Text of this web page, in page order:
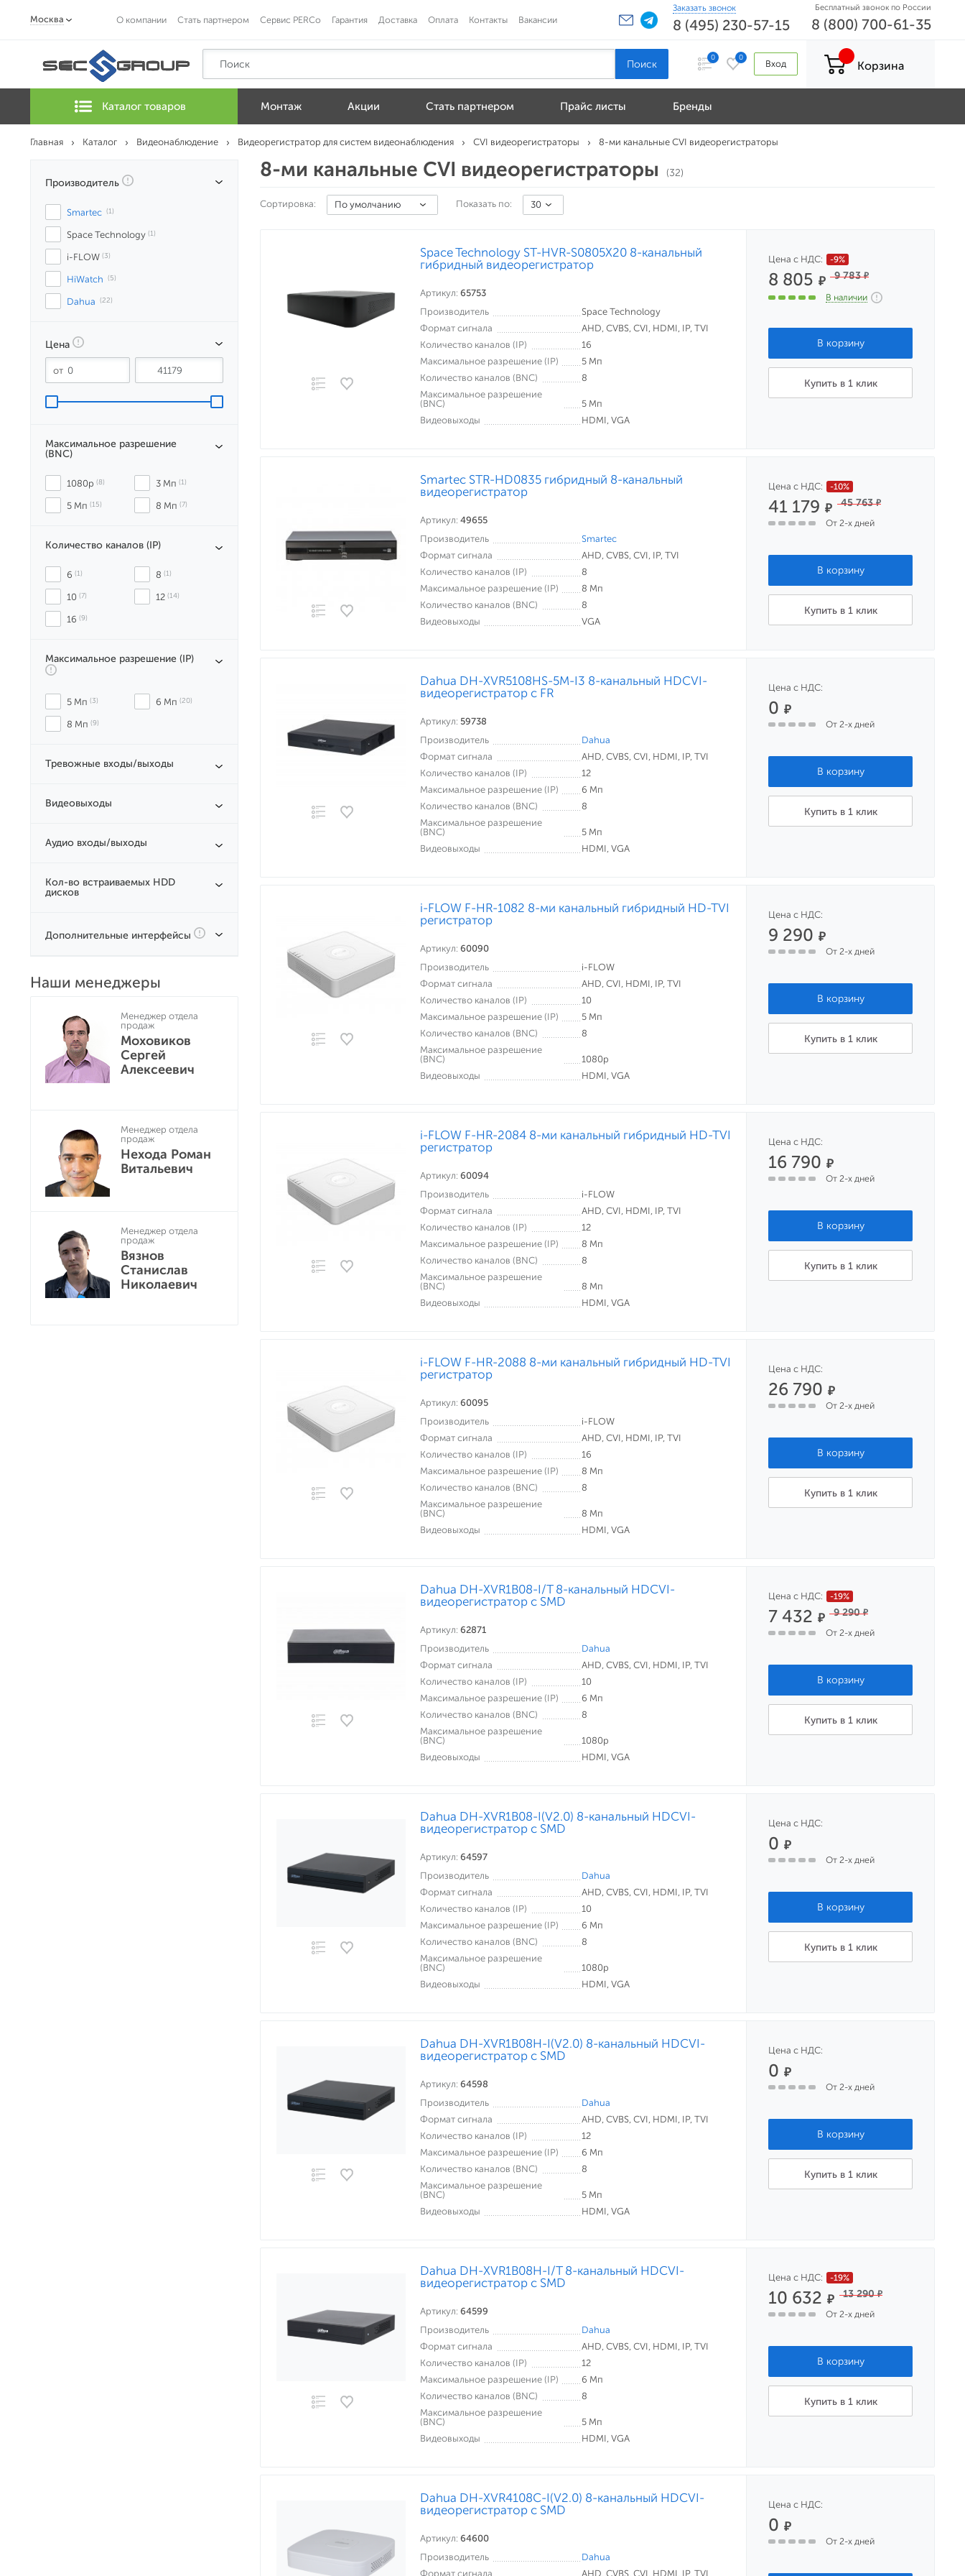
Москва О компании Стать партнером Сервис PERCo Гарантия Доставка Оплата Контакты Вакансии
Заказать звонок
8 (495) 230-57-15
Бесплатный звонок по России
8 (800) 700-61-35
0 0
Вход Корзина
Каталог товаров Монтаж Акции Стать партнером Прайс листы Бренды
Главная Каталог Видеонаблюдение Видеорегистратор для систем видеонаблюдения CVI видеорегистраторы 8-ми канальные CVI видеорегистраторы
Производитель
Smartec (1)
Space Technology (1)
i-FLOW (3)
HiWatch (5)
Dahua (22)
Цена
Максимальное разрешение
(BNC)
1080p (8) 3 Мп (1)
5 Мп (15) 8 Мп (7)
Количество каналов (IP)
6 (1) 8 (1)
10 (7) 12 (14)
16 (9)
Максимальное разрешение (IP)
5 Мп (3) 6 Мп (20)
8 Мп (9)
Тревожные входы/выходы
Видеовыходы
Аудио входы/выходы
Кол-во встраиваемых HDD
дисков
Дополнительные интерфейсы
Наши менеджеры
Менеджер отдела
продаж
Моховиков
Сергей
Алексеевич
Менеджер отдела
продаж
Нехода Роман
Витальевич
Менеджер отдела
продаж
Вязнов
Станислав
Николаевич
8-ми канальные CVI видеорегистраторы (32)
Сортировка: По умолчанию Показать по: 30
Space Technology ST-HVR-S0805X20 8-канальный
гибридный видеорегистратор
Артикул: 65753
Производитель
Space Technology
Формат сигнала
AHD, CVBS, CVI, HDMI, IP, TVI
Количество каналов (IP)
16
Максимальное разрешение (IP)
5 Мп
Количество каналов (BNC)
8
Максимальное разрешение
(BNC)
5 Мп
Видеовыходы
HDMI, VGA
Цена с НДС: -9%
8 805₽ 9 783₽
В наличии
Купить в 1 клик
Smartec STR-HD0835 гибридный 8-канальный
видеорегистратор
Артикул: 49655
Производитель
Smartec
Формат сигнала
AHD, CVBS, CVI, IP, TVI
Количество каналов (IP)
8
Максимальное разрешение (IP)
8 Мп
Количество каналов (BNC)
8
Видеовыходы
VGA
Цена с НДС: -10%
41 179₽ 45 763₽
От 2-х дней
Купить в 1 клик
Dahua DH-XVR5108HS-5M-I3 8-канальный HDCVI-
видеорегистратор с FR
Артикул: 59738
Производитель
Dahua
Формат сигнала
AHD, CVBS, CVI, HDMI, IP, TVI
Количество каналов (IP)
12
Максимальное разрешение (IP)
6 Мп
Количество каналов (BNC)
8
Максимальное разрешение
(BNC)
5 Мп
Видеовыходы
HDMI, VGA
Цена с НДС:
0₽
От 2-х дней
Купить в 1 клик
i-FLOW F-HR-1082 8-ми канальный гибридный HD-TVI
регистратор
Артикул: 60090
Производитель
i-FLOW
Формат сигнала
AHD, CVI, HDMI, IP, TVI
Количество каналов (IP)
10
Максимальное разрешение (IP)
5 Мп
Количество каналов (BNC)
8
Максимальное разрешение
(BNC)
1080p
Видеовыходы
HDMI, VGA
Цена с НДС:
9 290₽
От 2-х дней
Купить в 1 клик
i-FLOW F-HR-2084 8-ми канальный гибридный HD-TVI
регистратор
Артикул: 60094
Производитель
i-FLOW
Формат сигнала
AHD, CVI, HDMI, IP, TVI
Количество каналов (IP)
12
Максимальное разрешение (IP)
8 Мп
Количество каналов (BNC)
8
Максимальное разрешение
(BNC)
8 Мп
Видеовыходы
HDMI, VGA
Цена с НДС:
16 790₽
От 2-х дней
Купить в 1 клик
i-FLOW F-HR-2088 8-ми канальный гибридный HD-TVI
регистратор
Артикул: 60095
Производитель
i-FLOW
Формат сигнала
AHD, CVI, HDMI, IP, TVI
Количество каналов (IP)
16
Максимальное разрешение (IP)
8 Мп
Количество каналов (BNC)
8
Максимальное разрешение
(BNC)
8 Мп
Видеовыходы
HDMI, VGA
Цена с НДС:
26 790₽
От 2-х дней
Купить в 1 клик
Dahua DH-XVR1B08-I/T 8-канальный HDCVI-
видеорегистратор c SMD
Артикул: 62871
Производитель
Dahua
Формат сигнала
AHD, CVBS, CVI, HDMI, IP, TVI
Количество каналов (IP)
10
Максимальное разрешение (IP)
6 Мп
Количество каналов (BNC)
8
Максимальное разрешение
(BNC)
1080p
Видеовыходы
HDMI, VGA
Цена с НДС: -19%
7 432₽ 9 290₽
От 2-х дней
Купить в 1 клик
Dahua DH-XVR1B08-I(V2.0) 8-канальный HDCVI-
видеорегистратор c SMD
Артикул: 64597
Производитель
Dahua
Формат сигнала
AHD, CVBS, CVI, HDMI, IP, TVI
Количество каналов (IP)
10
Максимальное разрешение (IP)
6 Мп
Количество каналов (BNC)
8
Максимальное разрешение
(BNC)
1080p
Видеовыходы
HDMI, VGA
Цена с НДС:
0₽
От 2-х дней
Купить в 1 клик
Dahua DH-XVR1B08H-I(V2.0) 8-канальный HDCVI-
видеорегистратор c SMD
Артикул: 64598
Производитель
Dahua
Формат сигнала
AHD, CVBS, CVI, HDMI, IP, TVI
Количество каналов (IP)
12
Максимальное разрешение (IP)
6 Мп
Количество каналов (BNC)
8
Максимальное разрешение
(BNC)
5 Мп
Видеовыходы
HDMI, VGA
Цена с НДС:
0₽
От 2-х дней
Купить в 1 клик
Dahua DH-XVR1B08H-I/T 8-канальный HDCVI-
видеорегистратор c SMD
Артикул: 64599
Производитель
Dahua
Формат сигнала
AHD, CVBS, CVI, HDMI, IP, TVI
Количество каналов (IP)
12
Максимальное разрешение (IP)
6 Мп
Количество каналов (BNC)
8
Максимальное разрешение
(BNC)
5 Мп
Видеовыходы
HDMI, VGA
Цена с НДС: -19%
10 632₽ 13 290₽
От 2-х дней
Купить в 1 клик
Dahua DH-XVR4108C-I(V2.0) 8-канальный HDCVI-
видеорегистратор c SMD
Артикул: 64600
Производитель
Dahua
Формат сигнала
AHD, CVBS, CVI, HDMI, IP, TVI
Цена с НДС:
0₽
От 2-х дней